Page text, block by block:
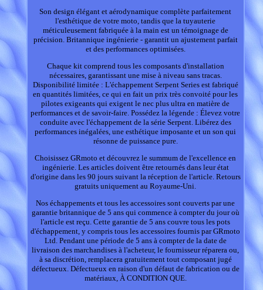
Son design élégant et aérodynamique complète parfaitement
l'esthétique de votre moto, tandis que la tuyauterie
méticuleusement fabriquée à la main est un témoignage de
précision. Britannique ingénierie - garantit un ajustement parfait
et des performances optimisées.
Chaque kit comprend tous les composants d'installation
nécessaires, garantissant une mise à niveau sans tracas.
Disponibilité limitée : L'échappement Serpent Series est fabriqué
en quantités limitées, ce qui en fait un prix très convoité pour les
pilotes exigeants qui exigent le nec plus ultra en matière de
performances et de savoir-faire. Possédez la légende : Élevez votre
conduite avec l'échappement de la série Serpent. Libérez des
performances inégalées, une esthétique imposante et un son qui
résonne de puissance pure.
Choisissez GRmoto et découvrez le summum de l'excellence en
ingénierie. Les articles doivent être retournés dans leur état
d'origine dans les 90 jours suivant la réception de l'article. Retours
gratuits uniquement au Royaume-Uni.
Nos échappements et tous les accessoires sont couverts par une
garantie britannique de 5 ans qui commence à compter du jour où
l'article est reçu. Cette garantie de 5 ans couvre tous les pots
d'échappement, y compris tous les accessoires fournis par GRmoto
Ltd. Pendant une période de 5 ans à compter de la date de
livraison des marchandises à l'acheteur, le fournisseur réparera ou,
à sa discrétion, remplacera gratuitement tout composant jugé
défectueux. Défectueux en raison d'un défaut de fabrication ou de
matériaux, À CONDITION QUE.